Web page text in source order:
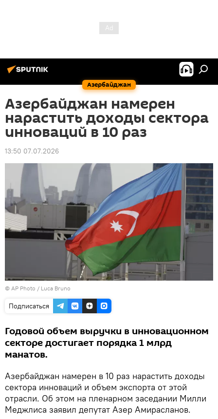
Азербайджан
Азербайджан намерен
нарастить доходы сектора
инноваций в 10 раз
13:50 07.07.2026
© AP Photo / Luca Bruno
Подписаться
Годовой объем выручки в инновационном
секторе достигает порядка 1 млрд
манатов.
Азербайджан намерен в 10 раз нарастить доходы
сектора инноваций и объем экспорта от этой
отрасли. Об этом на пленарном заседании Милли
Меджлиса заявил депутат Азер Амирасланов.